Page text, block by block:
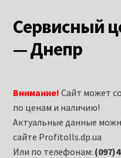
Перейти к навигации
Перейти к
Сервисный
— Днепр
Аренда
электроинструмента в
Внимание! Сайт может
по ценам и наличию!
Актуальные данные
сайте Profitolls.dp.ua
Или по телефонам: